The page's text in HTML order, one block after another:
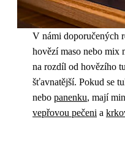
V námi doporučených
hovězí maso nebo mix
na rozdíl od hovězího
šťavnatější. Pokud se
nebo panenku, mají
vepřovou pečeni a